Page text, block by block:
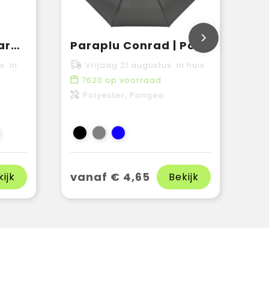
Oho 20'' opvouwbare paraplu
in
Paraplu Conrad | Pongé | Opvouwbaar | 21 inch
Vrijdag 21 augustus in huis
7620 op voorraad
Polyester, Pongee
vanaf € 4,65 Bekijk